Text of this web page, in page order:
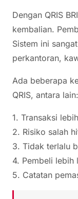
Dengan QRIS
kembalian.
Sistem ini
perkantoran,
Ada beberapa
QRIS, antara lain:
1. Transaksi
2. Risiko salah
3. Tidak terlalu
4. Pembeli lebih
5. Catatan